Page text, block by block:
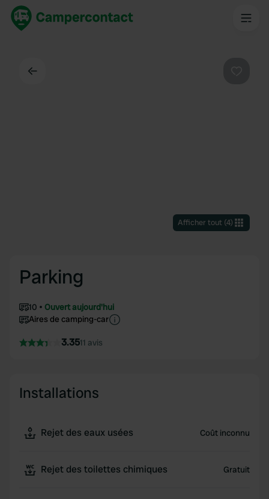
Afficher tout(4)
Parking
10
Ouvert aujourd'hui
Aires de camping-car
3.3511 avis
Installations
Rejet des eaux usées Coût inconnu
Rejet des toilettes chimiques Gratuit